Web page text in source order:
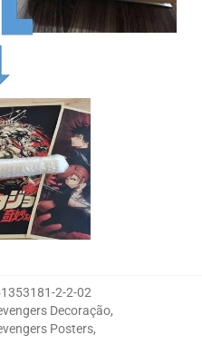
2-2-02
Decoração,
Posters,